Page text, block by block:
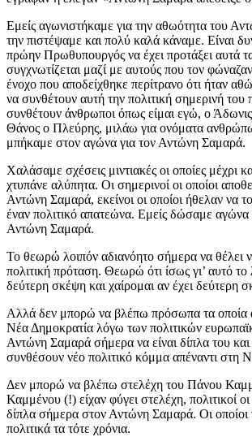
Εμείς αγωνιστήκαμε για την αθωότητα του
την πιστέψαμε και πολύ καλά κάναμε. Είναι
πρώην Πρωθυπουργός να έχει προτάξει αυτά
συγχνωτίζεται μαζί με αυτούς που τον
ένοχο που αποδείχθηκε περίτρανο ότι ήταν
να συνθέτουν αυτή την πολιτική σημερινή του
συνθέτουν άνθρωποι όπως είμαι εγώ, ο
Θάνος ο Πλεύρης, μιλάω για ονόματα
μπήκαμε στον αγώνα για τον Αντώνη Σαμαρά.
Χαλάσαμε σχέσεις μιντιακές οι οποίες μέχρι
χτυπάνε αλύπητα. Οι σημερινοί οι οποίοι
Αντώνη Σαμαρά, εκείνοι οι οποίοι ήθελαν να
έναν πολιτικό απατεώνα. Εμείς δώσαμε αγώνα
Αντώνη Σαμαρά.
Το θεωρώ λοιπόν αδιανόητο σήμερα να θέλει
πολιτική πρόταση. Θεωρώ ότι ίσως γι’ αυτό το
δεύτερη σκέψη και χαίρομαι αν έχει δεύτερη
Αλλά δεν μπορώ να βλέπω πρόσωπα τα οποία
Νέα Δημοκρατία λόγω των πολιτικών
Αντώνη Σαμαρά σήμερα να είναι δίπλα του
συνθέσουν νέο πολιτικό κόμμα απέναντι στη
Δεν μπορώ να βλέπω στελέχη του Πάνου
Καμμένου (!) είχαν φύγει στελέχη, πολιτικοί οι
δίπλα σήμερα στον Αντώνη Σαμαρά. Οι οποίοι
πολιτικά τα τότε χρόνια.